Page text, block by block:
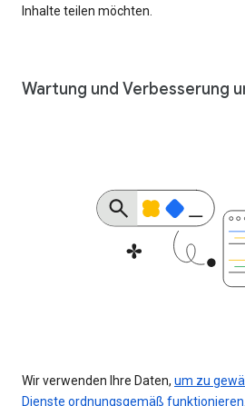
Inhalte teilen möchten.
Wartung und Verbesserung
Wir verwenden Ihre Daten, um zu
Dienste ordnungsgemäß funktionieren